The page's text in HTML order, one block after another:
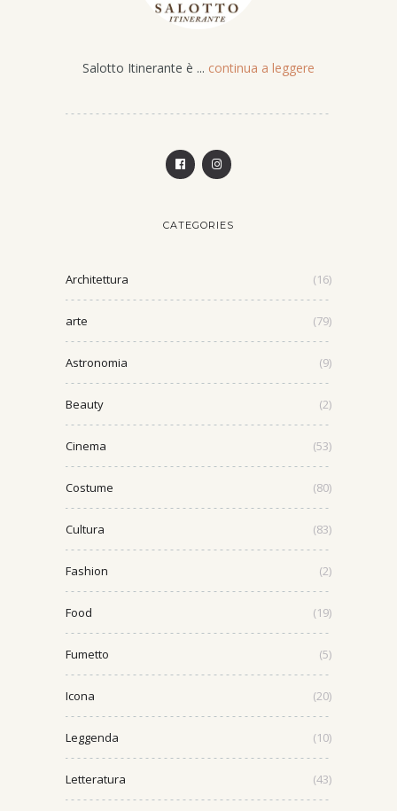
Salotto Itinerante è ... continua a leggere
CATEGORIES
Architettura (16)
arte (79)
Astronomia (9)
Beauty (2)
Cinema (53)
Costume (80)
Cultura (83)
Fashion (2)
Food (19)
Fumetto (5)
Icona (20)
Leggenda (10)
Letteratura (43)